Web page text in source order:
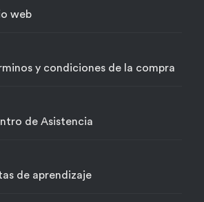
web
y condiciones de la compra
de Asistencia
de aprendizaje